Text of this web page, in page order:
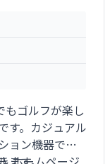
もゴルフが楽し
す。カジュアル
ョン機器でゴ